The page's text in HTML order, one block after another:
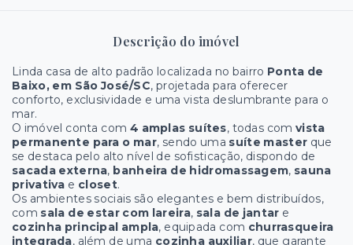
Descrição do imóvel
Linda casa de alto padrão localizada no bairro Ponta de
Baixo, em São José/SC, projetada para oferecer
conforto, exclusividade e uma vista deslumbrante para o
mar.
O imóvel conta com 4 amplas suítes, todas comvista
permanente para o mar, sendo uma suíte master que
se destaca pelo alto nível de sofisticação, dispondo de
sacada externa, banheira de hidromassagem, sauna
privativa e closet.
Os ambientes sociais são elegantes e bem distribuídos,
com sala de estar com lareira, sala de jantar e
cozinha principal ampla, equipada com churrasqueira
integrada, além de uma cozinha auxiliar, que garante